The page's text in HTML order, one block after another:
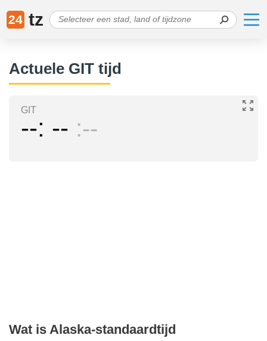
24 tz
Actuele GIT tijd
GIT
-- -- --
Wat is Alaska-standaardtijd